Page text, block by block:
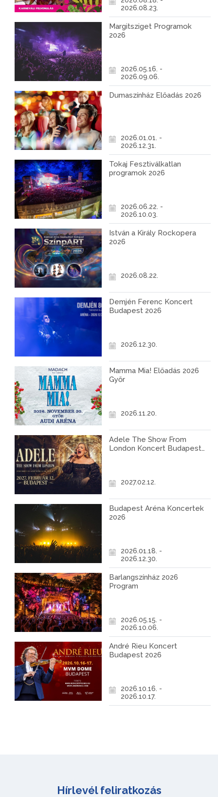
2026.08.23.
Margitsziget Programok
2026
2026.05.16. -
2026.09.06.
Dumaszínház Előadás 2026
2026.01.01. -
2026.12.31.
Tokaj Fesztiválkatlan
programok 2026
2026.06.22. -
2026.10.03.
István a Király Rockopera
2026
2026.08.22.
Demjén Ferenc Koncert
Budapest 2026
2026.12.30.
Mamma Mia! Előadás 2026
Győr
2026.11.20.
Adele The Show From
London Koncert Budapest
2027.02.12.
Budapest Aréna Koncertek
2026
2026.01.18. -
2026.12.30.
Barlangszínház 2026
Program
2026.05.15. -
2026.10.06.
André Rieu Koncert
Budapest 2026
2026.10.16. -
2026.10.17.
Hírlevél feliratkozás